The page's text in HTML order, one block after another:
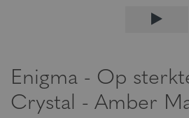
Enigma - Op
Crystal - Amber